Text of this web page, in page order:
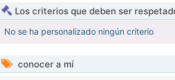
Los criterios que deben ser
No se ha personalizado ningún criterio
conocer a mí